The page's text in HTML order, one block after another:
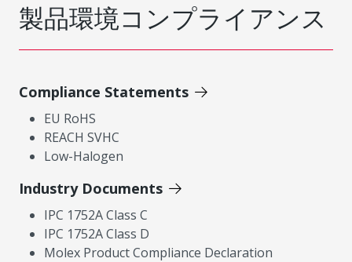
製品環境コンプライアンス
Compliance Statements
EU RoHS
REACH SVHC
Low-Halogen
Industry Documents
IPC 1752A Class C
IPC 1752A Class D
Molex Product Compliance Declaration